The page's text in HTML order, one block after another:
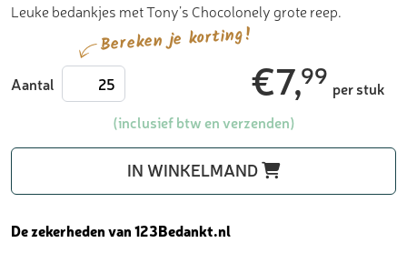
Leuke bedankjes met Tony’s Chocolonely grote reep.
Bereken je korting!
Aantal Tony
Chocolonely
€7,99 per stuk
(inclusief btw en verzenden)
IN WINKELMAND
De zekerheden van 123Bedankt.nl